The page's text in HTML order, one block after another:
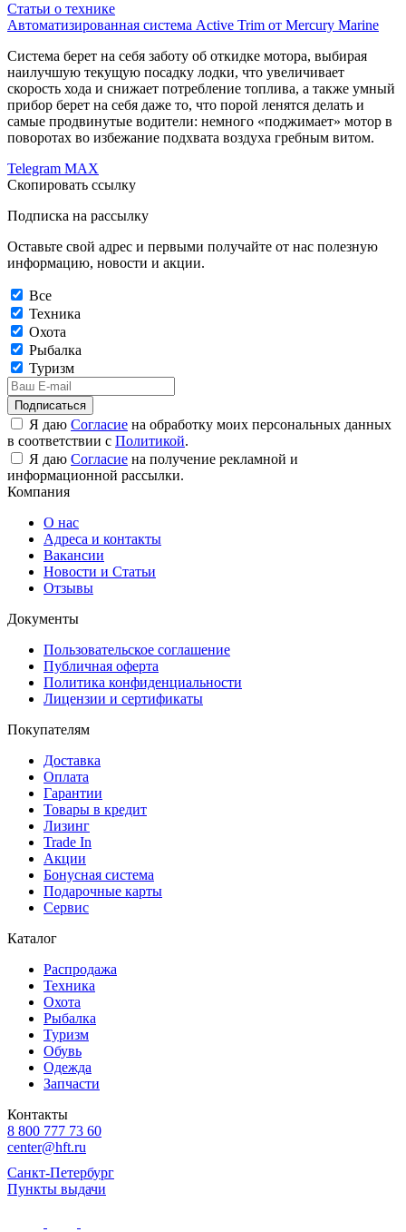
Статьи о технике
Автоматизированная система Active Trim от Mercury Marine
Система берет на себя заботу об откидке мотора, выбирая
наилучшую текущую посадку лодки, что увеличивает
скорость хода и снижает потребление топлива, а также умный
прибор берет на себя даже то, что порой ленятся делать и
самые продвинутые водители: немного «поджимает» мотор в
поворотах во избежание подхвата воздуха гребным витом.
Telegram MAX
Скопировать ссылку
Подписка на рассылку
Оставьте свой адрес и первыми получайте от нас полезную
информацию, новости и акции.
Все
Техника
Охота
Рыбалка
Туризм
Подписаться
Я даю Согласие на обработку моих персональных данных
в соответствии с Политикой.
Я даю Согласие на получение рекламной и
информационной рассылки.
Компания
О нас
Адреса и контакты
Вакансии
Новости и Статьи
Отзывы
Документы
Пользовательское соглашение
Публичная оферта
Политика конфиденциальности
Лицензии и сертификаты
Покупателям
Доставка
Оплата
Гарантии
Товары в кредит
Лизинг
Trade In
Акции
Бонусная система
Подарочные карты
Сервис
Каталог
Распродажа
Техника
Охота
Рыбалка
Туризм
Обувь
Одежда
Запчасти
Контакты
8 800 777 73 60
center@hft.ru
Санкт-Петербург
Пункты выдачи